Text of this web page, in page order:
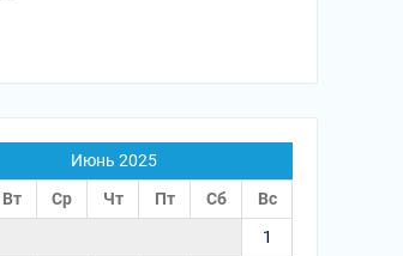
Июнь 2025
Вт Ср Чт Пт Сб
Вс
1